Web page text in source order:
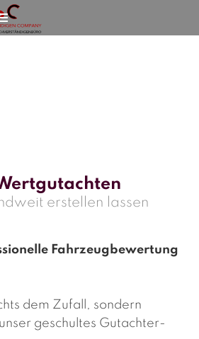
erstellen lassen
Fahrzeugbewertung
dem Zufall, sondern
geschultes Gutachter-